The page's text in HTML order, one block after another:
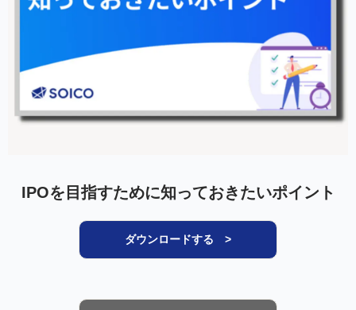
IPOを目指すために知っておきたいポイント
ダウンロードする >